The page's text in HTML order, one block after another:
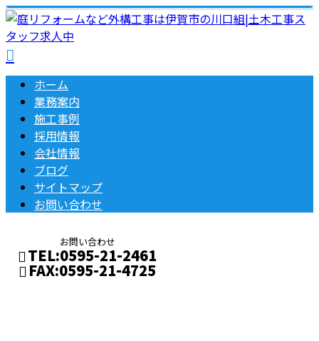
ホーム
業務案内
施工事例
採用情報
会社情報
ブログ
サイトマップ
お問い合わせ
お問い合わせ
TEL:0595-21-2461
FAX:0595-21-4725